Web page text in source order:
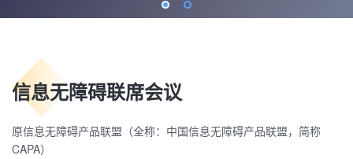
信息无障碍联席会议
原信息无障碍产品联盟（全称：中国信息无障碍产品联盟，简称
CAPA）